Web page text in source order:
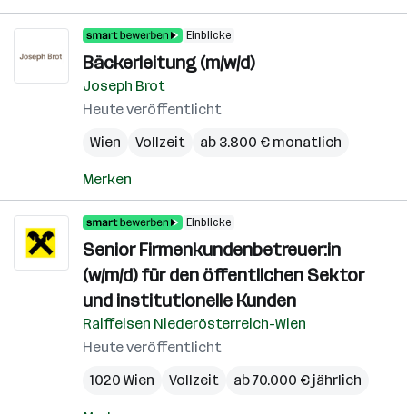
Einblicke
Bäckerleitung (m/w/d)
Joseph Brot
Heute veröffentlicht
Wien
Vollzeit ab 3.800 € monatlich
Merken
Einblicke
Senior Firmenkundenbetreuer:in
(w/m/d) für den öffentlichen Sektor
und institutionelle Kunden
Raiffeisen Niederösterreich-Wien
Heute veröffentlicht
1020 Wien
Vollzeit ab 70.000 € jährlich